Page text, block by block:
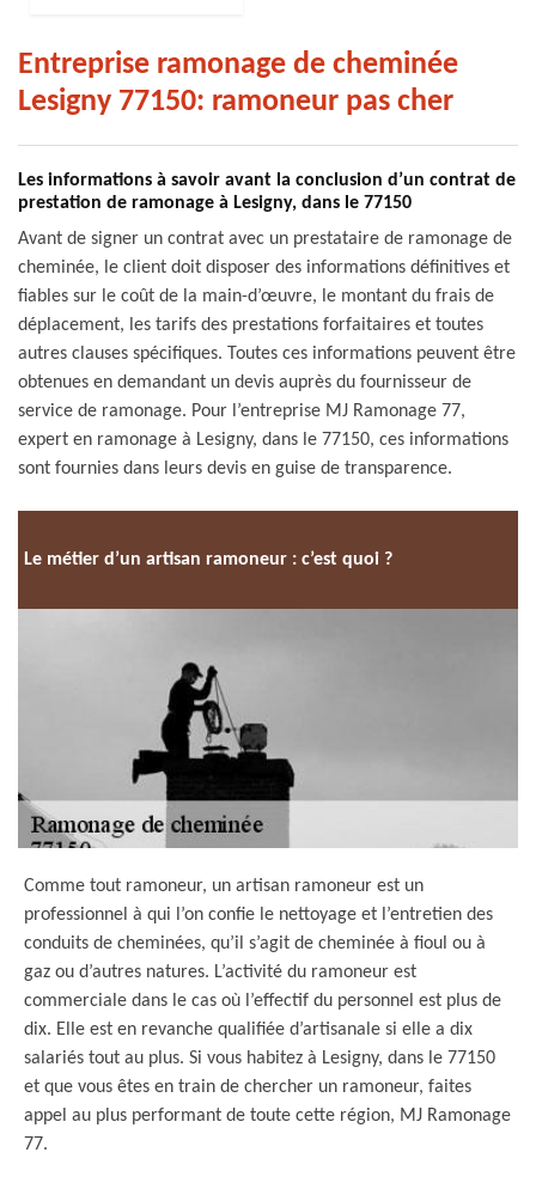
Entreprise ramonage de cheminée
Lesigny 77150: ramoneur pas cher
Les informations à savoir avant la conclusion d’un contrat de
prestation de ramonage à Lesigny, dans le 77150
Avant de signer un contrat avec un prestataire de ramonage de
cheminée, le client doit disposer des informations définitives et
fiables sur le coût de la main-d’œuvre, le montant du frais de
déplacement, les tarifs des prestations forfaitaires et toutes
autres clauses spécifiques. Toutes ces informations peuvent être
obtenues en demandant un devis auprès du fournisseur de
service de ramonage. Pour l’entreprise MJ Ramonage 77,
expert en ramonage à Lesigny, dans le 77150, ces informations
sont fournies dans leurs devis en guise de transparence.
Le métier d’un artisan ramoneur : c’est quoi ?
Comme tout ramoneur, un artisan ramoneur est un
professionnel à qui l’on confie le nettoyage et l’entretien des
conduits de cheminées, qu’il s’agit de cheminée à fioul ou à
gaz ou d’autres natures. L’activité du ramoneur est
commerciale dans le cas où l’effectif du personnel est plus de
dix. Elle est en revanche qualifiée d’artisanale si elle a dix
salariés tout au plus. Si vous habitez à Lesigny, dans le 77150
et que vous êtes en train de chercher un ramoneur, faites
appel au plus performant de toute cette région, MJ Ramonage
77.